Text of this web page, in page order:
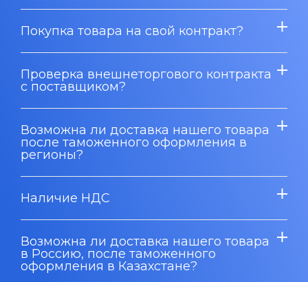
Покупка товара на свой контракт?
Проверка внешнеторгового контракта
с поставщиком?
Возможна ли доставка нашего товара
после таможенного оформления в
регионы?
Наличие НДС
Возможна ли доставка нашего товара
в Россию, после таможенного
оформления в Казахстане?